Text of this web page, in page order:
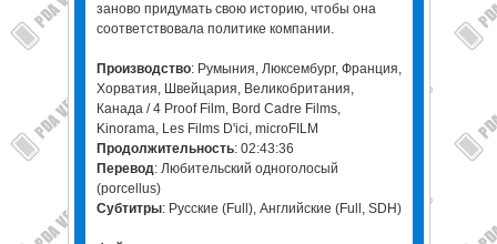
заново придумать свою историю, чтобы она
соответствовала политике компании.
Производство: Румыния, Люксембург, Франция,
Хорватия, Швейцария, Великобритания,
Канада / 4 Proof Film, Bord Cadre Films,
Kinorama, Les Films D'ici, microFILM
Продолжительность: 02:43:36
Перевод: Любительский одноголосый
(porcellus)
Субтитры: Русские (Full), Английские (Full, SDH)